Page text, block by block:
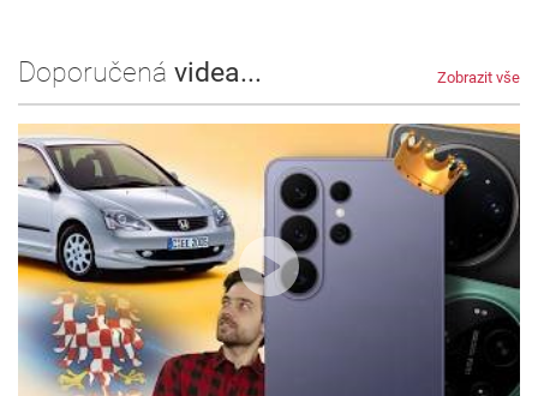
Doporučená videa... Zobrazit vše